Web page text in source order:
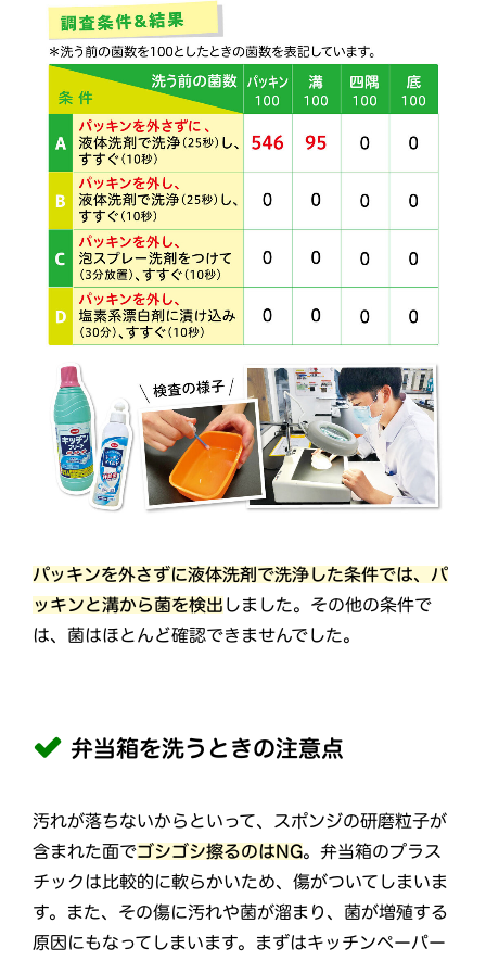
パッキンを外さずに液体洗剤で洗浄した条件では、パ
ッキンと溝から菌を検出 しました。その他の条件で
は、菌はほとんど確認できませんでした。
弁当箱を洗うときの注意点
汚れが落ちないからといって、スポンジの研磨粒子が
含まれた面でゴシゴシ擦るのはNG。弁当箱のプラス
チックは比較的に軟らかいため、傷がついてしまいま
す。また、その傷に汚れや菌が溜まり、菌が増殖する
原因にもなってしまいます。まずはキッチンペーパー